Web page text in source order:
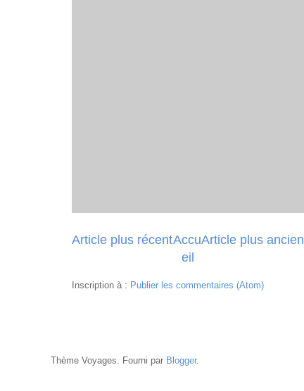
Article plus récent Article plus ancien
Accu
eil
Inscription à : Publier les commentaires (Atom)
Thème Voyages. Fourni par Blogger.